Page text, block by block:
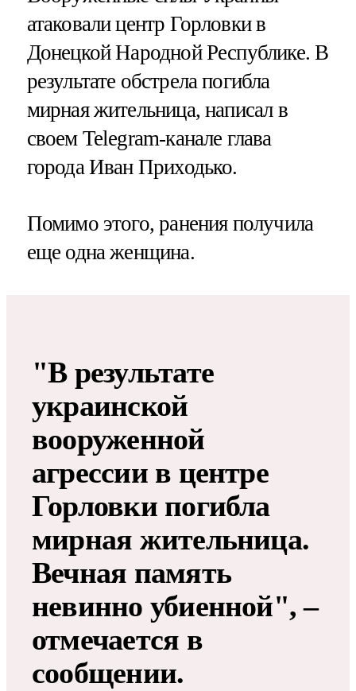
атаковали центр Горловки в
Донецкой Народной Республике. В
результате обстрела погибла
мирная жительница, написал в
своем Telegram-канале глава
города Иван Приходько.
Помимо этого, ранения получила
еще одна женщина.
"В результате
украинской
вооруженной
агрессии в центре
Горловки погибла
мирная жительница.
Вечная память
невинно убиенной", –
отмечается в
сообщении.